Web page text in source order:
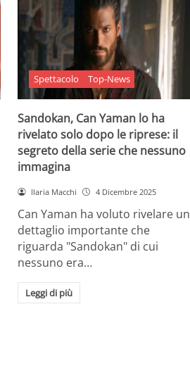
Spettacolo Top-News
Sandokan, Can Yaman lo ha
rivelato solo dopo le riprese: il
segreto della serie che nessuno
immagina
Ilaria Macchi 4 Dicembre 2025
Can Yaman ha voluto rivelare un
dettaglio importante che
riguarda "Sandokan" di cui
nessuno era…
Leggi di più